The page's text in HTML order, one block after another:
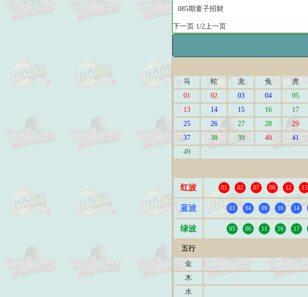
085期童子招财
下一页 1/2上一页
马
蛇 龙 兔 虎
01
02 03 04 05
13
14 15 16 17
25
26 27 28 29
37
38 39 40 41
49
红波 01 02 07 08 12 13
蓝波 03 04 09 10 14
绿波 05 06 11 16 17
五行
金
木
水